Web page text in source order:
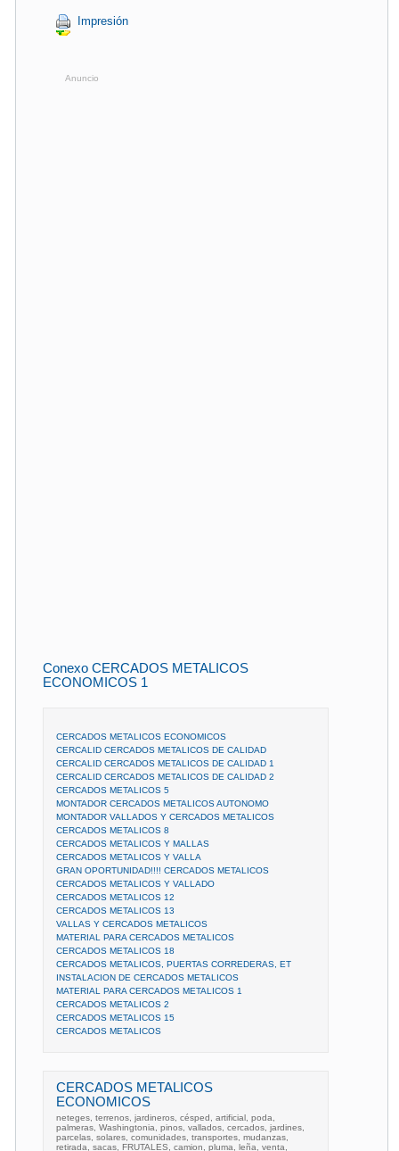
Impresión
Anuncio
Conexo CERCADOS METALICOS
ECONOMICOS 1
CERCADOS METALICOS ECONOMICOS
CERCALID CERCADOS METALICOS DE CALIDAD
CERCALID CERCADOS METALICOS DE CALIDAD 1
CERCALID CERCADOS METALICOS DE CALIDAD 2
CERCADOS METALICOS 5
MONTADOR CERCADOS METALICOS AUTONOMO
MONTADOR VALLADOS Y CERCADOS METALICOS
CERCADOS METALICOS 8
CERCADOS METALICOS Y MALLAS
CERCADOS METALICOS Y VALLA
GRAN OPORTUNIDAD!!!! CERCADOS METALICOS
CERCADOS METALICOS Y VALLADO
CERCADOS METALICOS 12
CERCADOS METALICOS 13
VALLAS Y CERCADOS METALICOS
MATERIAL PARA CERCADOS METALICOS
CERCADOS METALICOS 18
CERCADOS METALICOS, PUERTAS CORREDERAS, ET
INSTALACION DE CERCADOS METALICOS
MATERIAL PARA CERCADOS METALICOS 1
CERCADOS METALICOS 2
CERCADOS METALICOS 15
CERCADOS METALICOS
CERCADOS METALICOS
ECONOMICOS
neteges, terrenos, jardineros, césped, artificial, poda,
palmeras, Washingtonia, pinos, vallados, cercados, jardines,
parcelas, solares, comunidades, transportes, mudanzas,
retirada, sacas, FRUTALES, camion, pluma, leña, venta,